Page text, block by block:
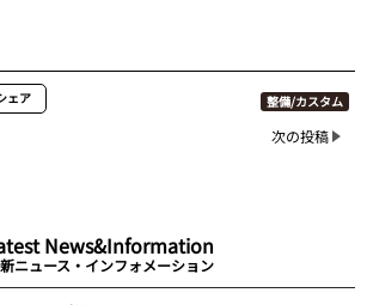
ェア 整備/カスタム
次の投稿
News&Information
ニュース・インフォメーション